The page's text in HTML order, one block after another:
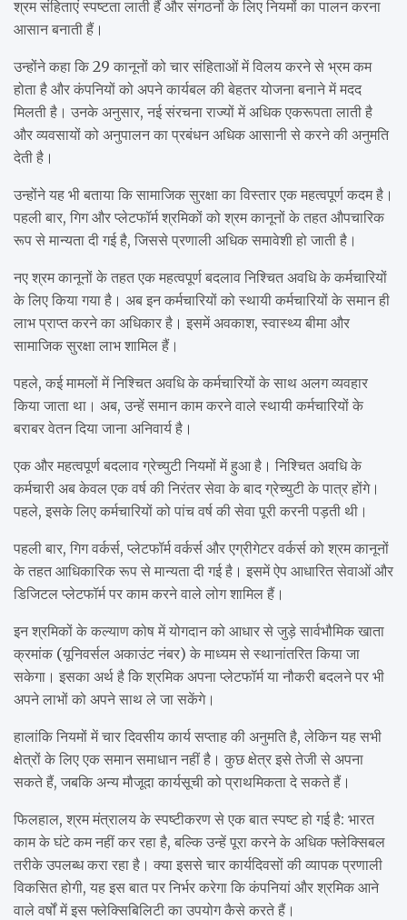
श्रम संहिताएं स्पष्टता लाती हैं और संगठनों के लिए नियमों का पालन करना
आसान बनाती हैं।
उन्होंने कहा कि 29 कानूनों को चार संहिताओं में विलय करने से भ्रम कम
होता है और कंपनियों को अपने कार्यबल की बेहतर योजना बनाने में मदद
मिलती है। उनके अनुसार, नई संरचना राज्यों में अधिक एकरूपता लाती है
और व्यवसायों को अनुपालन का प्रबंधन अधिक आसानी से करने की अनुमति
देती है।
उन्होंने यह भी बताया कि सामाजिक सुरक्षा का विस्तार एक महत्वपूर्ण कदम है।
पहली बार, गिग और प्लेटफॉर्म श्रमिकों को श्रम कानूनों के तहत औपचारिक
रूप से मान्यता दी गई है, जिससे प्रणाली अधिक समावेशी हो जाती है।
नए श्रम कानूनों के तहत एक महत्वपूर्ण बदलाव निश्चित अवधि के कर्मचारियों
के लिए किया गया है। अब इन कर्मचारियों को स्थायी कर्मचारियों के समान ही
लाभ प्राप्त करने का अधिकार है। इसमें अवकाश, स्वास्थ्य बीमा और
सामाजिक सुरक्षा लाभ शामिल हैं।
पहले, कई मामलों में निश्चित अवधि के कर्मचारियों के साथ अलग व्यवहार
किया जाता था। अब, उन्हें समान काम करने वाले स्थायी कर्मचारियों के
बराबर वेतन दिया जाना अनिवार्य है।
एक और महत्वपूर्ण बदलाव ग्रेच्युटी नियमों में हुआ है। निश्चित अवधि के
कर्मचारी अब केवल एक वर्ष की निरंतर सेवा के बाद ग्रेच्युटी के पात्र होंगे।
पहले, इसके लिए कर्मचारियों को पांच वर्ष की सेवा पूरी करनी पड़ती थी।
पहली बार, गिग वर्कर्स, प्लेटफॉर्म वर्कर्स और एग्रीगेटर वर्कर्स को श्रम कानूनों
के तहत आधिकारिक रूप से मान्यता दी गई है। इसमें ऐप आधारित सेवाओं और
डिजिटल प्लेटफॉर्म पर काम करने वाले लोग शामिल हैं।
इन श्रमिकों के कल्याण कोष में योगदान को आधार से जुड़े सार्वभौमिक खाता
क्रमांक (यूनिवर्सल अकाउंट नंबर) के माध्यम से स्थानांतरित किया जा
सकेगा। इसका अर्थ है कि श्रमिक अपना प्लेटफॉर्म या नौकरी बदलने पर भी
अपने लाभों को अपने साथ ले जा सकेंगे।
हालांकि नियमों में चार दिवसीय कार्य सप्ताह की अनुमति है, लेकिन यह सभी
क्षेत्रों के लिए एक समान समाधान नहीं है। कुछ क्षेत्र इसे तेजी से अपना
सकते हैं, जबकि अन्य मौजूदा कार्यसूची को प्राथमिकता दे सकते हैं।
फिलहाल, श्रम मंत्रालय के स्पष्टीकरण से एक बात स्पष्ट हो गई है: भारत
काम के घंटे कम नहीं कर रहा है, बल्कि उन्हें पूरा करने के अधिक फ्लेक्सिबल
तरीके उपलब्ध करा रहा है। क्या इससे चार कार्यदिवसों की व्यापक प्रणाली
विकसित होगी, यह इस बात पर निर्भर करेगा कि कंपनियां और श्रमिक आने
वाले वर्षों में इस फ्लेक्सिबिलिटी का उपयोग कैसे करते हैं।